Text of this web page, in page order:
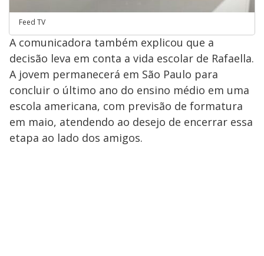
Feed TV
A comunicadora também explicou que a
decisão leva em conta a vida escolar de Rafaella.
A jovem permanecerá em São Paulo para
concluir o último ano do ensino médio em uma
escola americana, com previsão de formatura
em maio, atendendo ao desejo de encerrar essa
etapa ao lado dos amigos.